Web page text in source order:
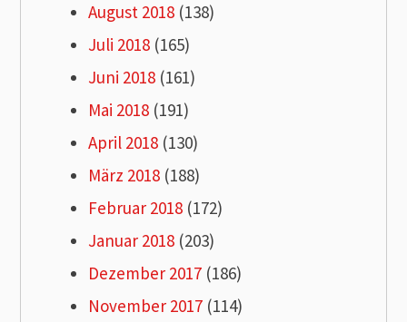
August 2018 (138)
Juli 2018 (165)
Juni 2018 (161)
Mai 2018 (191)
April 2018 (130)
März 2018 (188)
Februar 2018 (172)
Januar 2018 (203)
Dezember 2017 (186)
November 2017 (114)